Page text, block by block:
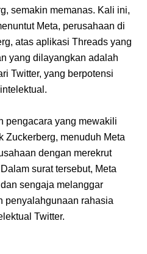
semakin memanas. Kali ini,
Meta, perusahaan di
atas aplikasi Threads yang
yang dilayangkan adalah
Twitter, yang berpotensi
pengacara yang mewakili
Zuckerberg, menuduh Meta
dengan merekrut
surat tersebut, Meta
sengaja melanggar
penyalahgunaan rahasia
Twitter.